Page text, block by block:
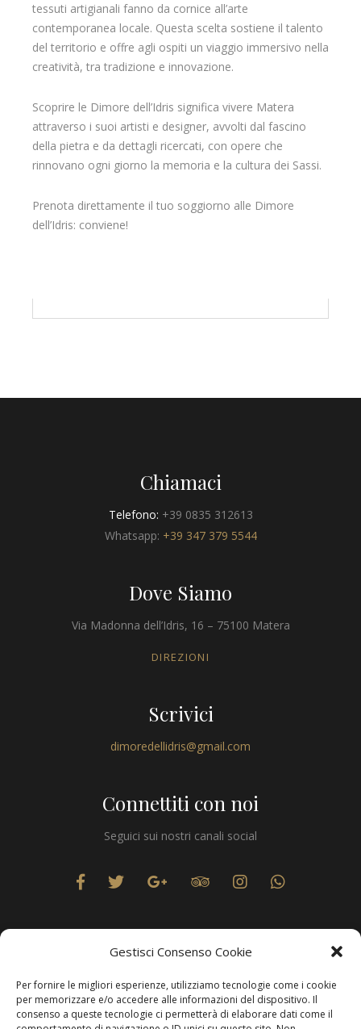
Gestisci Consenso Cookie
Per fornire le migliori esperienze, utilizziamo tecnologie come i cookie
per memorizzare e/o accedere alle informazioni del dispositivo. Il
consenso a queste tecnologie ci permetterà di elaborare dati come il
tessuti artigianali fanno da cornice all’arte
contemporanea locale. Questa scelta sostiene il talento
del territorio e offre agli ospiti un viaggio immersivo nella
creatività, tra tradizione e innovazione.
Scoprire le Dimore dell’Idris significa vivere Matera
attraverso i suoi artisti e designer, avvolti dal fascino
della pietra e da dettagli ricercati, con opere che
rinnovano ogni giorno la memoria e la cultura dei Sassi.
Prenota direttamente il tuo soggiorno alle Dimore
dell’Idris: conviene!
Chiamaci
Telefono: +39 0835 312613
Whatsapp: +39 347 379 5544
Dove Siamo
Via Madonna dell’Idris, 16 – 75100 Matera
DIREZIONI
Scrivici
dimoredellidris@gmail.com
Connettiti con noi
Seguici sui nostri canali social
Privacy